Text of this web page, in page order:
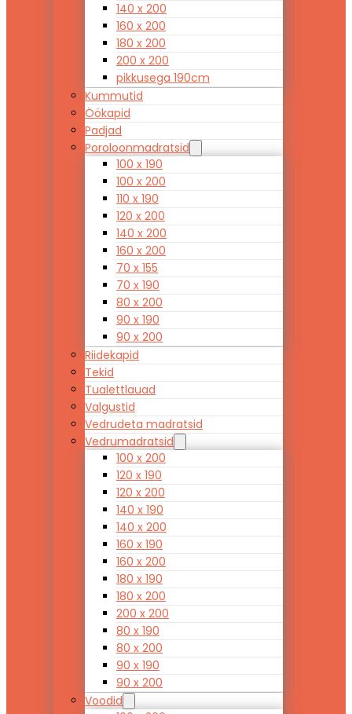
140 x 200
160 x 200
180 x 200
200 x 200
pikkusega 190cm
Kummutid
Öökapid
Padjad
Poroloonmadratsid
100 x 190
100 x 200
110 x 190
120 x 200
140 x 200
160 x 200
70 x 155
70 x 190
80 x 200
90 x 190
90 x 200
Riidekapid
Tekid
Tualettlauad
Valgustid
Vedrudeta madratsid
Vedrumadratsid
100 x 200
120 x 190
120 x 200
140 x 190
140 x 200
160 x 190
160 x 200
180 x 190
180 x 200
200 x 200
80 x 190
80 x 200
90 x 190
90 x 200
Voodid